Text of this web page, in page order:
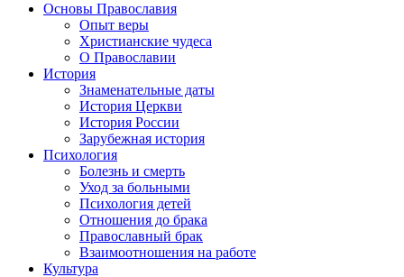
Основы Православия
Опыт веры
Христианские чудеса
О Православии
История
Знаменательные даты
История Церкви
История России
Зарубежная история
Психология
Болезнь и смерть
Уход за больными
Психология детей
Отношения до брака
Православный брак
Взаимоотношения на работе
Культура